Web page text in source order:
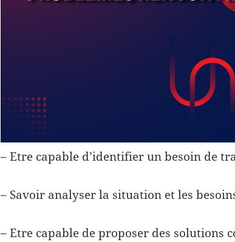
– Etre capable d’identifier un besoin de
– Savoir analyser la situation et les
– Etre capable de proposer des solutions